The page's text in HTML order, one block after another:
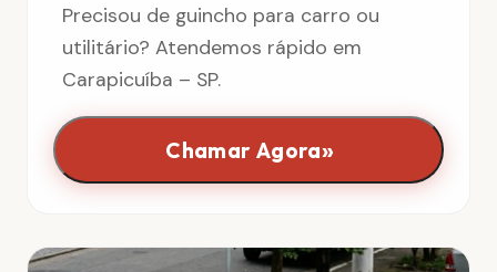
Precisou de guincho para carro ou
utilitário? Atendemos rápido em
Carapicuíba – SP.
Chamar Agora»